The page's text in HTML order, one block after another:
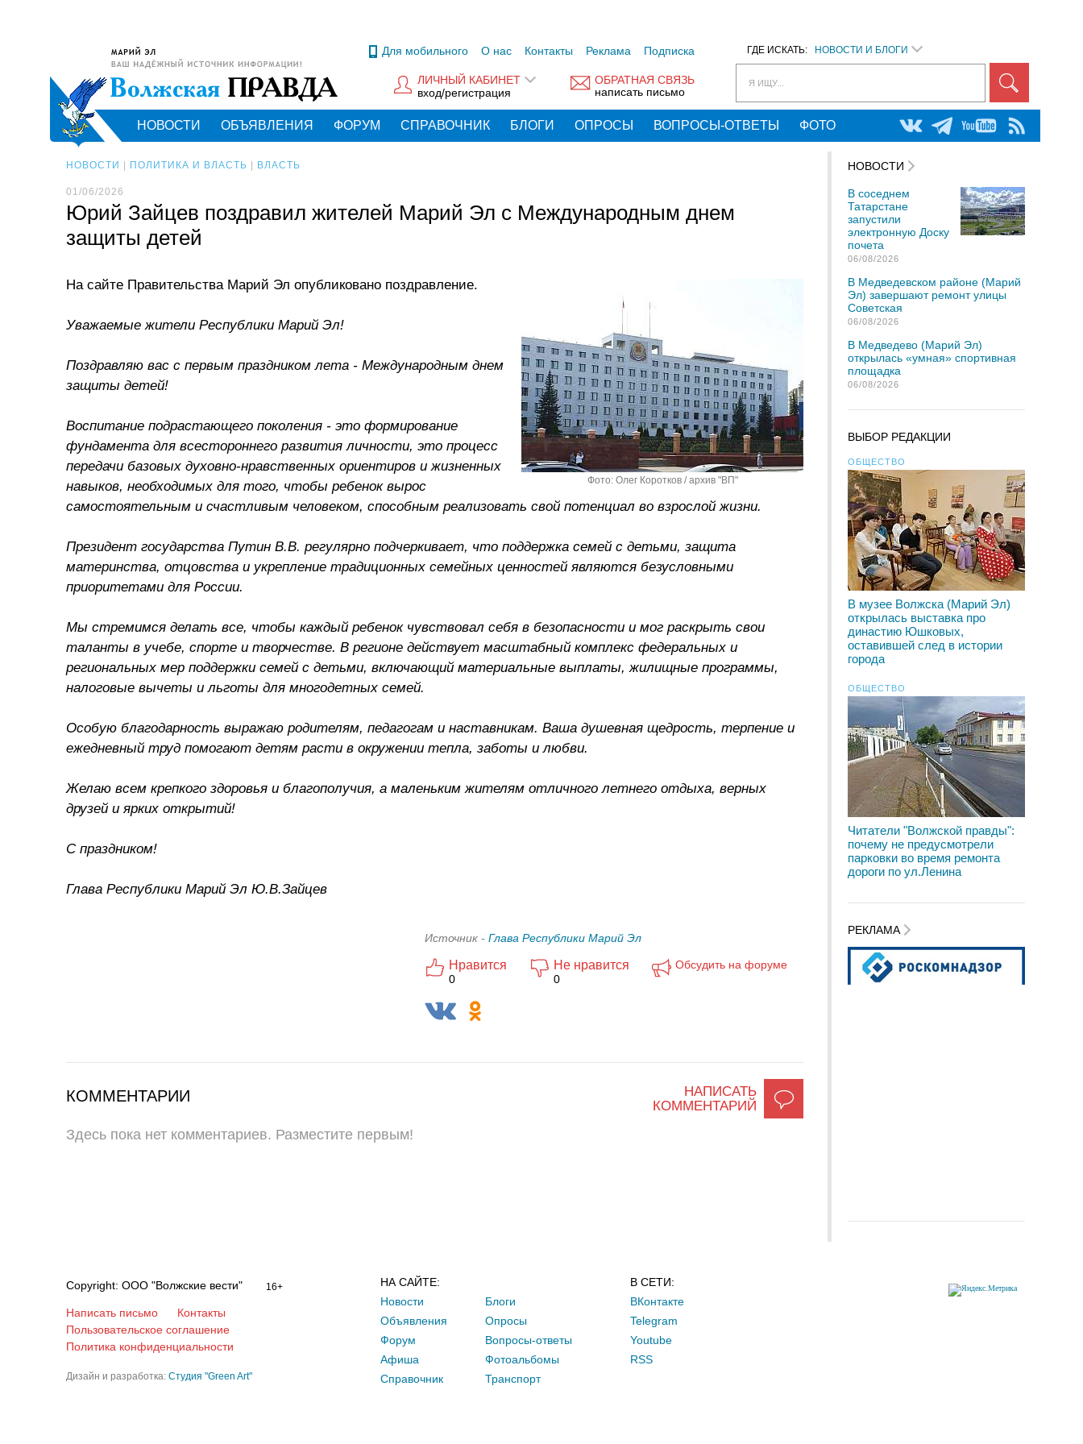
ГДЕ ИСКАТЬ: НОВОСТИ И БЛОГИ
Я ИЩУ...
Для мобильного О нас Контакты Реклама Подписка
ОБРАТНАЯ СВЯЗЬ
написать письмо
ЛИЧНЫЙ КАБИНЕТ
вход/регистрация
НОВОСТИ ОБЪЯВЛЕНИЯ ФОРУМ СПРАВОЧНИК БЛОГИ ОПРОСЫ ВОПРОСЫ-ОТВЕТЫ ФОТО
НОВОСТИ ПОЛИТИКА И ВЛАСТЬ ВЛАСТЬ
01/06/2026
Юрий Зайцев поздравил жителей Марий Эл с Международным днем
защиты детей
Фото: Олег Коротков / архив "ВП"
На сайте Правительства Марий Эл опубликовано поздравление.
Уважаемые жители Республики Марий Эл!
Поздравляю вас с первым праздником лета - Международным днем
защиты детей!
Воспитание подрастающего поколения - это формирование
фундамента для всестороннего развития личности, это процесс
передачи базовых духовно-нравственных ориентиров и жизненных
навыков, необходимых для того, чтобы ребенок вырос
самостоятельным и счастливым человеком, способным реализовать свой потенциал во взрослой жизни.
Президент государства Путин В.В. регулярно подчеркивает, что поддержка семей с детьми, защита
материнства, отцовства и укрепление традиционных семейных ценностей являются безусловными
приоритетами для России.
Мы стремимся делать все, чтобы каждый ребенок чувствовал себя в безопасности и мог раскрыть свои
таланты в учебе, спорте и творчестве. В регионе действует масштабный комплекс федеральных и
региональных мер поддержки семей с детьми, включающий материальные выплаты, жилищные программы,
налоговые вычеты и льготы для многодетных семей.
Особую благодарность выражаю родителям, педагогам и наставникам. Ваша душевная щедрость, терпение и
ежедневный труд помогают детям расти в окружении тепла, заботы и любви.
Желаю всем крепкого здоровья и благополучия, а маленьким жителям отличного летнего отдыха, верных
друзей и ярких открытий!
С праздником!
Глава Республики Марий Эл Ю.В.Зайцев
Источник - Глава Республики Марий Эл
Нравится
0
Не нравится
0
Обсудить на форуме
НАПИСАТЬ
КОММЕНТАРИЙ
КОММЕНТАРИИ
Здесь пока нет комментариев. Разместите первым!
НОВОСТИ
В соседнем
Татарстане
запустили
электронную Доску
почета
06/08/2026
В Медведевском районе (Марий
Эл) завершают ремонт улицы
Советская
06/08/2026
В Медведево (Марий Эл)
открылась «умная» спортивная
площадка
06/08/2026
ВЫБОР РЕДАКЦИИ
ОБЩЕСТВО
В музее Волжска (Марий Эл)
открылась выставка про
династию Юшковых,
оставившей след в истории
города
ОБЩЕСТВО
Читатели "Волжской правды":
почему не предусмотрели
парковки во время ремонта
дороги по ул.Ленина
РЕКЛАМА
Copyright: ООО "Волжские вести" 16+
Написать письмо
Контакты
Пользовательское соглашение
Политика конфиденциальности
Дизайн и разработка: Студия "Green Art"
НА САЙТЕ:
Новости
Объявления
Форум
Афиша
Справочник
Блоги
Опросы
Вопросы-ответы
Фотоальбомы
Транспорт
В СЕТИ:
ВКонтакте
Telegram
Youtube
RSS